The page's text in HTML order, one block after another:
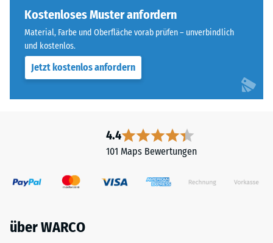
Kostenloses Muster anfordern
Material, Farbe und Oberfläche vorab prüfen – unverbindlich
und kostenlos.
Jetzt kostenlos anfordern
4.4
101 Maps Bewertungen
über WARCO